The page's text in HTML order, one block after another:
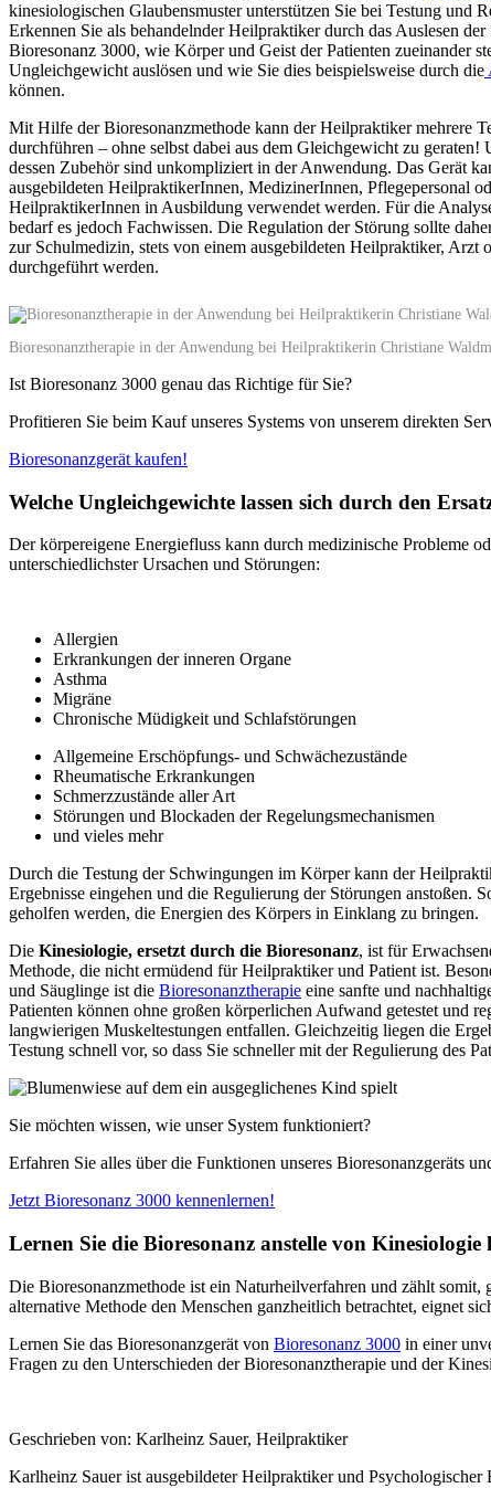
kinesiologischen Glaubensmuster unterstützen Sie bei Testung und
Erkennen Sie als behandelnder Heilpraktiker durch das Auslesen
Bioresonanz 3000, wie Körper und Geist der Patienten zueinander
Ungleichgewicht auslösen und wie Sie dies beispielsweise durch die
können.
Mit Hilfe der Bioresonanzmethode kann der Heilpraktiker mehrere
durchführen – ohne selbst dabei aus dem Gleichgewicht zu geraten!
dessen Zubehör sind unkompliziert in der Anwendung. Das Gerät
ausgebildeten HeilpraktikerInnen, MedizinerInnen, Pflegepersonal
HeilpraktikerInnen in Ausbildung verwendet werden. Für die
bedarf es jedoch Fachwissen. Die Regulation der Störung sollte
zur Schulmedizin, stets von einem ausgebildeten Heilpraktiker, Arzt
durchgeführt werden.
Bioresonanztherapie in der Anwendung bei Heilpraktikerin Christiane
Ist Bioresonanz 3000 genau das Richtige für Sie?
Profitieren Sie beim Kauf unseres Systems von unserem direkten
Bioresonanzgerät kaufen!
Welche Ungleichgewichte lassen sich durch den
Der körpereigene Energiefluss kann durch medizinische Probleme
unterschiedlichster Ursachen und Störungen:
Allergien
Erkrankungen der inneren Organe
Asthma
Migräne
Chronische Müdigkeit und Schlafstörungen
Allgemeine Erschöpfungs- und Schwächezustände
Rheumatische Erkrankungen
Schmerzzustände aller Art
Störungen und Blockaden der Regelungsmechanismen
und vieles mehr
Durch die Testung der Schwingungen im Körper kann der
Ergebnisse eingehen und die Regulierung der Störungen anstoßen.
geholfen werden, die Energien des Körpers in Einklang zu bringen.
Die Kinesiologie, ersetzt durch die Bioresonanz, ist für
Methode, die nicht ermüdend für Heilpraktiker und Patient ist.
und Säuglinge ist die Bioresonanztherapie eine sanfte und
Patienten können ohne großen körperlichen Aufwand getestet und
langwierigen Muskeltestungen entfallen. Gleichzeitig liegen die
Testung schnell vor, so dass Sie schneller mit der Regulierung des
Sie möchten wissen, wie unser System funktioniert?
Erfahren Sie alles über die Funktionen unseres Bioresonanzgeräts
Jetzt Bioresonanz 3000 kennenlernen!
Lernen Sie die Bioresonanz anstelle von Kinesiologie
Die Bioresonanzmethode ist ein Naturheilverfahren und zählt
alternative Methode den Menschen ganzheitlich betrachtet, eignet
Lernen Sie das Bioresonanzgerät von Bioresonanz 3000 in einer
Fragen zu den Unterschieden der Bioresonanztherapie und der
Geschrieben von: Karlheinz Sauer, Heilpraktiker
Karlheinz Sauer ist ausgebildeter Heilpraktiker und